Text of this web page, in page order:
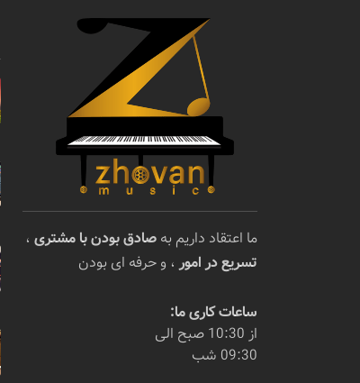
ما اعتقاد داریم به صادق بودن با مشتری ،
تسریع در امور ، و حرفه ای بودن
ساعات کاری ما:
از 10:30 صبح الی
09:30 شب